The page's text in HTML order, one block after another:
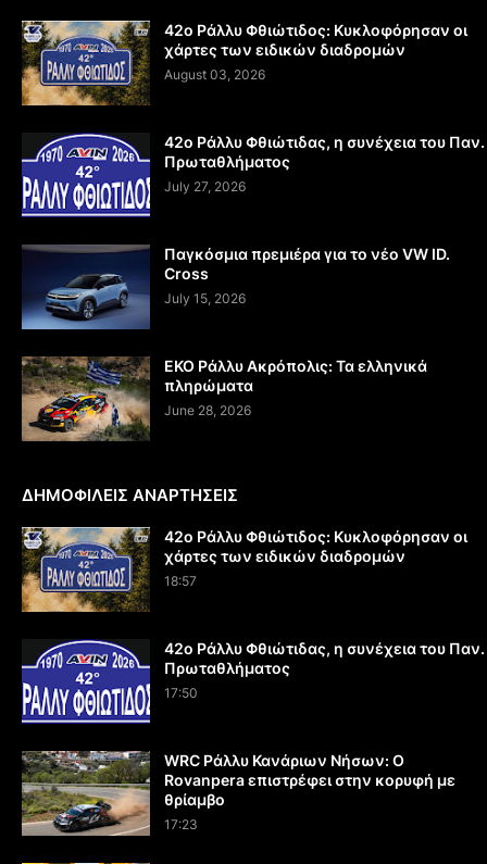
42ο Ράλλυ Φθιώτιδος: Κυκλοφόρησαν οι
χάρτες των ειδικών διαδρομών
August 03, 2026
42ο Ράλλυ Φθιώτιδας, η συνέχεια του Παν.
Πρωταθλήματος
July 27, 2026
Παγκόσμια πρεμιέρα για το νέο VW ID.
Cross
July 15, 2026
EKO Ράλλυ Ακρόπολις: Τα ελληνικά
πληρώματα
June 28, 2026
ΔΗΜΟΦΙΛΕΙΣ ΑΝΑΡΤΗΣΕΙΣ
42ο Ράλλυ Φθιώτιδος: Κυκλοφόρησαν οι
χάρτες των ειδικών διαδρομών
18:57
42ο Ράλλυ Φθιώτιδας, η συνέχεια του Παν.
Πρωταθλήματος
17:50
WRC Ράλλυ Κανάριων Νήσων: O
Rovanpera επιστρέφει στην κορυφή με
θρίαμβο
17:23